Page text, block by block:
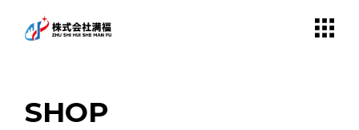
content
SHOP